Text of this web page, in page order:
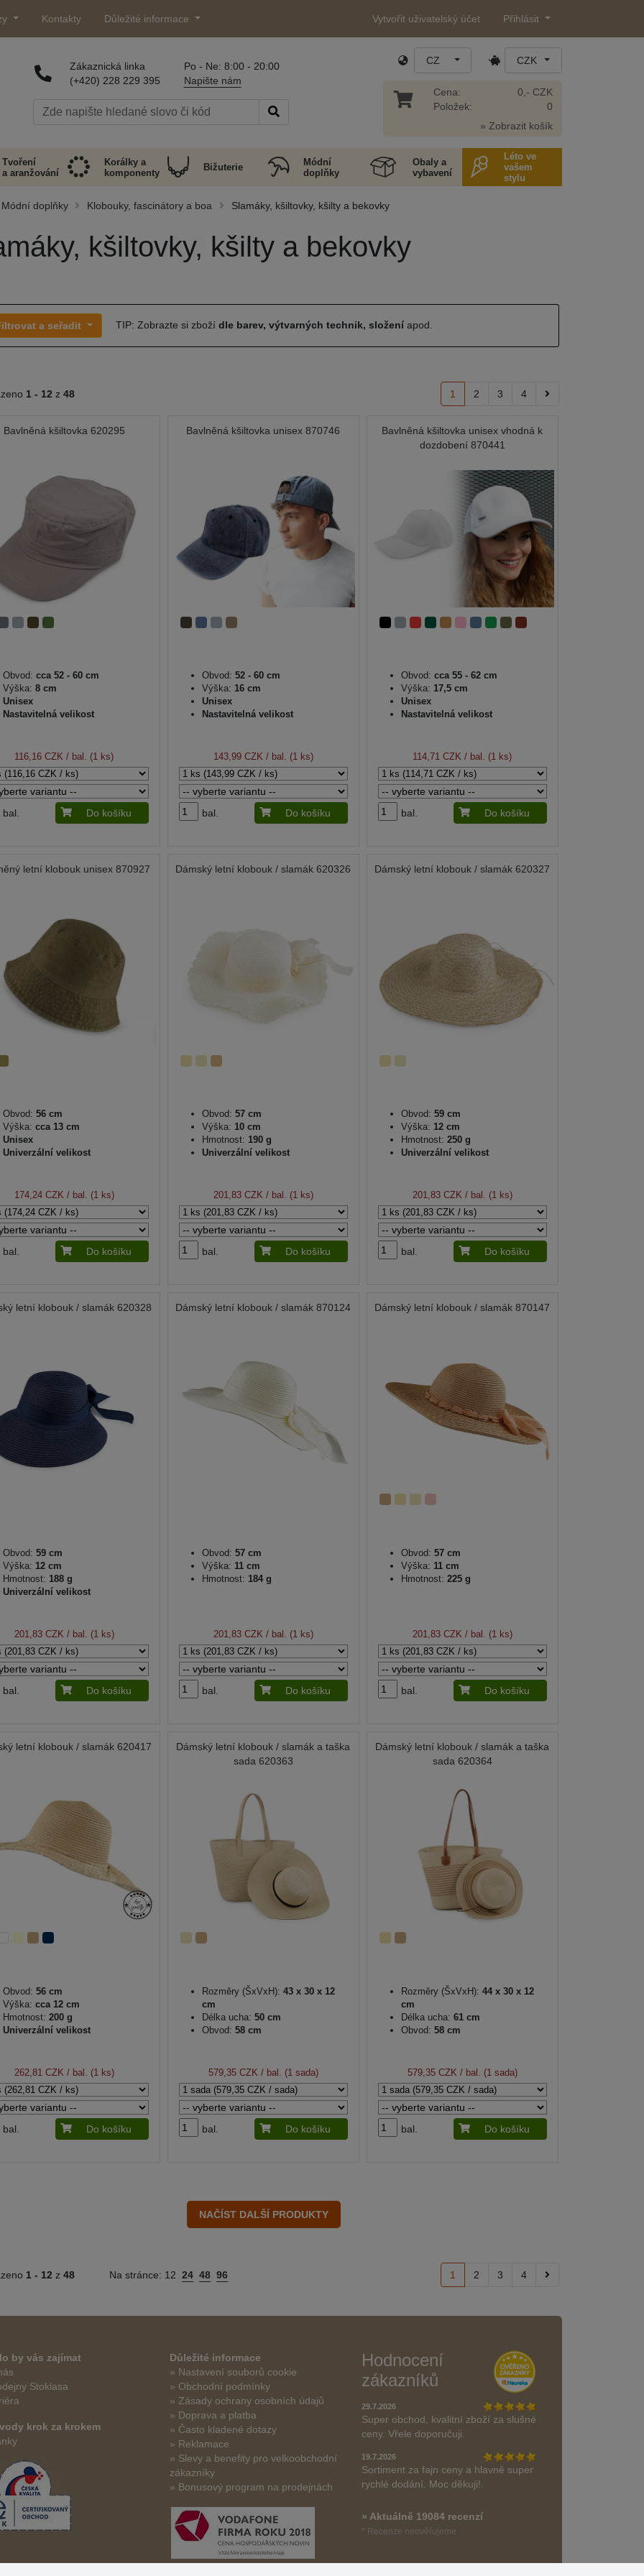
Kontakty Důležité informace Vytvořit uživatelský účet Přihlásit
Zákaznická linka
(+420) 228 229 395
Po - Ne: 8:00 - 20:00
Napište nám
CZ CZK
Cena:
Položek:
0,- CZK
0
» Zobrazit košík
Tvoření
a aranžování
Korálky a
komponenty
Bižuterie
Módní
doplňky
Obaly a
vybavení
Léto ve
vašem
stylu
Módní doplňky Klobouky, fascinátory a boa Slamáky, kšiltovky, kšilty a bekovky
kšiltovky, kšilty a bekovky
a seřadit TIP: Zobrazte si zboží dle barev, výtvarných technik, složeníapod.
1 - 12 z 48 1 2 3 4
Bavlněná kšiltovka 620295
Obvod: cca 52 - 60 cm
Výška: 8 cm
Unisex
Nastavitelná velikost
116,16 CZK / bal. (1 ks)
bal. Do košíku
Bavlněná kšiltovka unisex 870746
Obvod: 52 - 60 cm
Výška: 16 cm
Unisex
Nastavitelná velikost
143,99 CZK / bal. (1 ks)
bal. Do košíku
Bavlněná kšiltovka unisex vhodná k
dozdobení 870441
Obvod: cca 55 - 62 cm
Výška: 17,5 cm
Unisex
Nastavitelná velikost
114,71 CZK / bal. (1 ks)
bal. Do košíku
letní klobouk unisex 870927
Obvod: 56 cm
Výška: cca 13 cm
Unisex
Univerzální velikost
174,24 CZK / bal. (1 ks)
bal. Do košíku
Dámský letní klobouk / slamák 620326
Obvod: 57 cm
Výška: 10 cm
Hmotnost: 190 g
Univerzální velikost
201,83 CZK / bal. (1 ks)
bal. Do košíku
Dámský letní klobouk / slamák 620327
Obvod: 59 cm
Výška: 12 cm
Hmotnost: 250 g
Univerzální velikost
201,83 CZK / bal. (1 ks)
bal. Do košíku
letní klobouk / slamák 620328
Obvod: 59 cm
Výška: 12 cm
Hmotnost: 188 g
Univerzální velikost
201,83 CZK / bal. (1 ks)
bal. Do košíku
Dámský letní klobouk / slamák 870124
Obvod: 57 cm
Výška: 11 cm
Hmotnost: 184 g
201,83 CZK / bal. (1 ks)
bal. Do košíku
Dámský letní klobouk / slamák 870147
Obvod: 57 cm
Výška: 11 cm
Hmotnost: 225 g
201,83 CZK / bal. (1 ks)
bal. Do košíku
letní klobouk / slamák 620417
Obvod: 56 cm
Výška: cca 12 cm
Hmotnost: 200 g
Univerzální velikost
262,81 CZK / bal. (1 ks)
bal. Do košíku
Dámský letní klobouk / slamák a taška
sada 620363
Rozměry (ŠxVxH): 43 x 30 x 12
cm
Délka ucha: 50 cm
Obvod: 58 cm
579,35 CZK / bal. (1 sada)
bal. Do košíku
Dámský letní klobouk / slamák a taška
sada 620364
Rozměry (ŠxVxH): 44 x 30 x 12
cm
Délka ucha: 61 cm
Obvod: 58 cm
579,35 CZK / bal. (1 sada)
bal. Do košíku
1 - 12 z 48 Na stránce: 12 24 48 96 1 2 3 4
by vás zajímat
Stoklasa
krok za krokem
Důležité informace
» Nastavení souborů cookie
» Obchodní podmínky
» Zásady ochrany osobních údajů
» Doprava a platba
» Často kladené dotazy
» Reklamace
» Slevy a benefity pro velkoobchodní
zákazníky
» Bonusový program na prodejnách
Hodnocení
zákazníků
29.7.2026
Super obchod, kvalitní zboží za slušné
ceny. Vřele doporučuji.
19.7.2026
Sortiment za fajn ceny a hlavně super
rychlé dodání. Moc děkuji!.
» Aktuálně 19084 recenzí
* Recenze neověřujeme